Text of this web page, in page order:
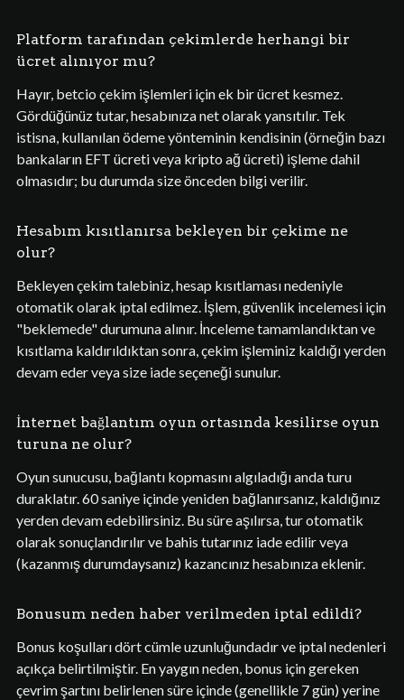
Platform tarafından çekimlerde herhangi bir
ücret alınıyor mu?
Hayır, betcio çekim işlemleri için ek bir ücret kesmez.
Gördüğünüz tutar, hesabınıza net olarak yansıtılır. Tek
istisna, kullanılan ödeme yönteminin kendisinin (örneğin bazı
bankaların EFT ücreti veya kripto ağ ücreti) işleme dahil
olmasıdır; bu durumda size önceden bilgi verilir.
Hesabım kısıtlanırsa bekleyen bir çekime ne
olur?
Bekleyen çekim talebiniz, hesap kısıtlaması nedeniyle
otomatik olarak iptal edilmez. İşlem, güvenlik incelemesi için
"beklemede" durumuna alınır. İnceleme tamamlandıktan ve
kısıtlama kaldırıldıktan sonra, çekim işleminiz kaldığı yerden
devam eder veya size iade seçeneği sunulur.
İnternet bağlantım oyun ortasında kesilirse oyun
turuna ne olur?
Oyun sunucusu, bağlantı kopmasını algıladığı anda turu
duraklatır. 60 saniye içinde yeniden bağlanırsanız, kaldığınız
yerden devam edebilirsiniz. Bu süre aşılırsa, tur otomatik
olarak sonuçlandırılır ve bahis tutarınız iade edilir veya
(kazanmış durumdaysanız) kazancınız hesabınıza eklenir.
Bonusum neden haber verilmeden iptal edildi?
Bonus koşulları dört cümle uzunluğundadır ve iptal nedenleri
açıkça belirtilmiştir. En yaygın neden, bonus için gereken
çevrim şartını belirlenen süre içinde (genellikle 7 gün) yerine